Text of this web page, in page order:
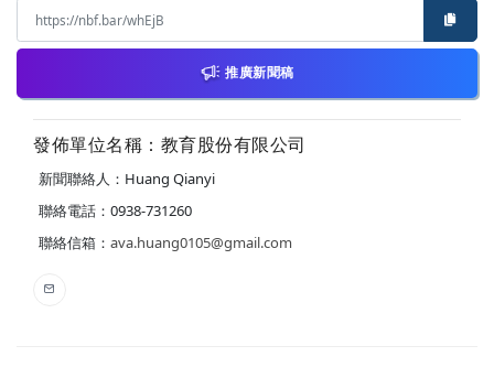
推廣新聞稿
發佈單位名稱：教育股份有限公司
新聞聯絡人：Huang Qianyi
聯絡電話：0938-731260
聯絡信箱： ava.huang0105@gmail.com